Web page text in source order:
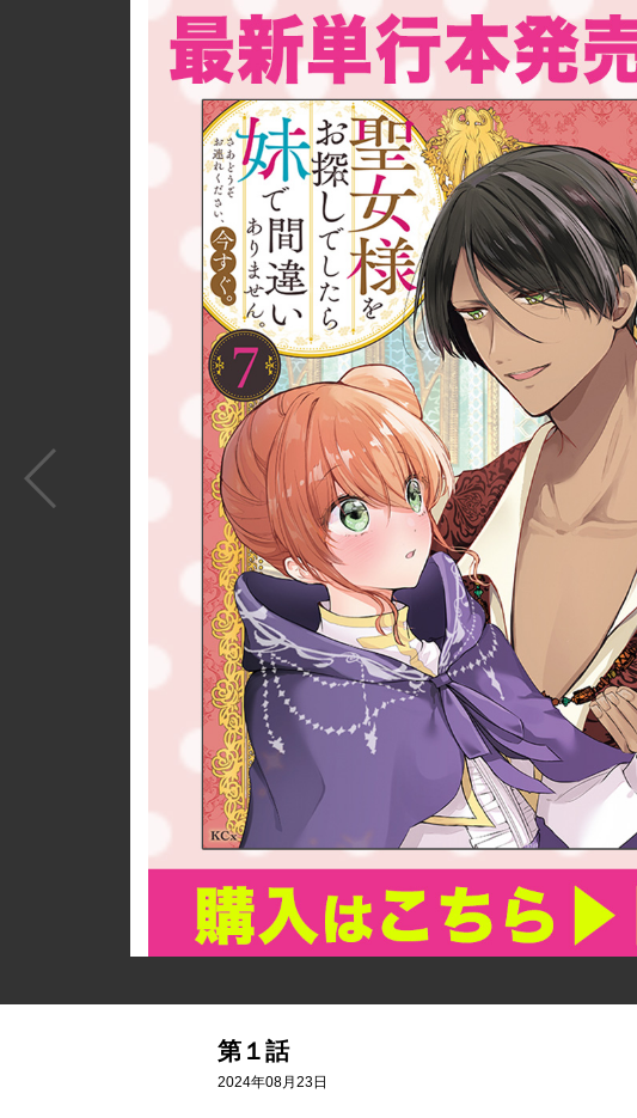
詳細ページへのリンク
第１話
2024年08月23日